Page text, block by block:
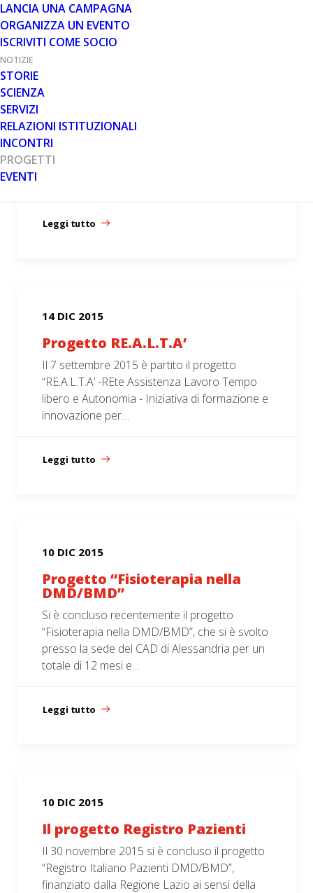
LANCIA UNA CAMPAGNA
ORGANIZZA UN EVENTO
ISCRIVITI COME SOCIO
NOTIZIE
STORIE
SCIENZA
SERVIZI
RELAZIONI ISTITUZIONALI
INCONTRI
PROGETTI
EVENTI
7 GEN 2016
progetto di Parent Project
Prenderanno avvio a gennaio 2016 le attività
del progetto “TraSportAbile: lo sport tra abilità
e integrazione”, a cura di Parent Project onlus,
Leggi tutto
14 DIC 2015
Progetto RE.A.L.T.A’
Il 7 settembre 2015 è partito il progetto
“RE.A.L.T.A’ -REte Assistenza Lavoro Tempo
libero e Autonomia - Iniziativa di formazione e
innovazione per…
Leggi tutto
10 DIC 2015
Progetto “Fisioterapia nella
DMD/BMD”
Si è concluso recentemente il progetto
“Fisioterapia nella DMD/BMD”, che si è svolto
presso la sede del CAD di Alessandria per un
totale di 12 mesi e…
Leggi tutto
10 DIC 2015
Il progetto Registro Pazienti
Il 30 novembre 2015 si è concluso il progetto
“Registro Italiano Pazienti DMD/BMD”,
finanziato dalla Regione Lazio ai sensi della